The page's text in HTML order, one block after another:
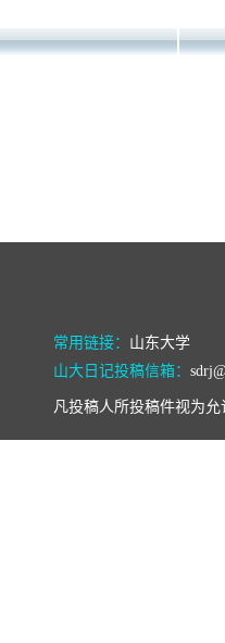
常用链接： 山东大学
山大日记投稿信箱：
凡投稿人所投稿件视为